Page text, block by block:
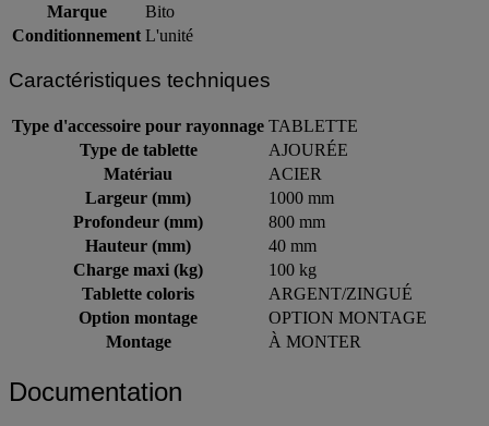
Marque
Bito
Conditionnement L'unité
Caractéristiques techniques
Type d'accessoire pour rayonnage TABLETTE
Type de tablette
AJOURÉE
Matériau
ACIER
Largeur (mm)
1000 mm
Profondeur (mm)
800 mm
Hauteur (mm)
40 mm
Charge maxi (kg)
100 kg
Tablette coloris
ARGENT/ZINGUÉ
Option montage
OPTION MONTAGE
Montage
À MONTER
Documentation